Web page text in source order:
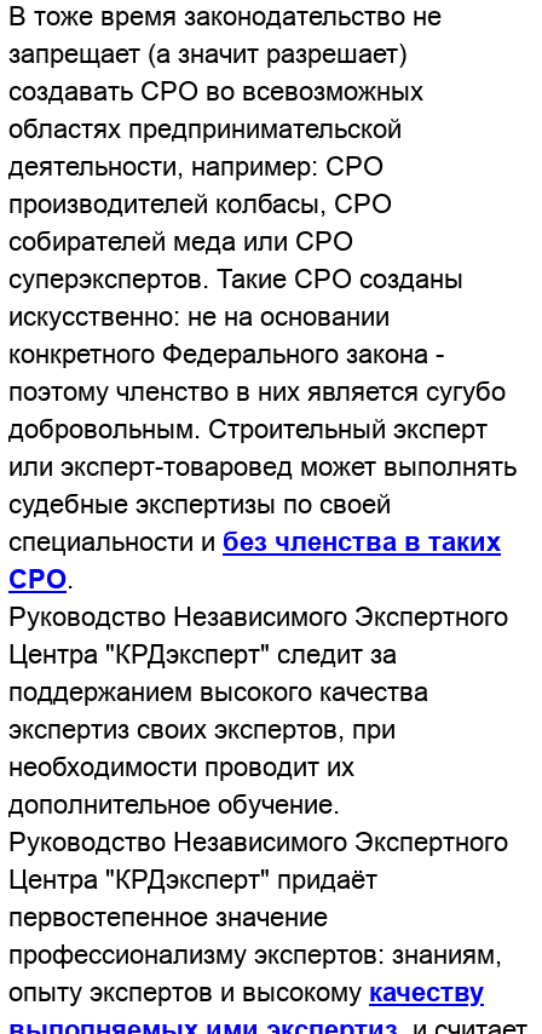
саморегулируемых организациях (СРО)
является добровольным " (статья 5 п.1
№315-ФЗ "О саморегулируемых
организациях"), а также "никто не может
быть принужден к вступлению в какое-
либо объединение или пребыванию в
нем" (Часть 2 статьи 30 Конституции РФ).
Теперь о том, должен ли эксперт
иметь лицензию? Экспертная
деятельность не лицензируется, поэтому
ни эксперту, ни экспертной организации
физически невозможно получить
лицензию на право выполнения экспертиз
ввиду отсутствия выдачи таких лицензий.
Подробнее о лицензировании вы можете
прочитать на другой странице сайта:
Правовые основы деятельности
Независимого Экспертного Центра
"КРДэксперт".
Экспертов Независимого
Экспертного Центра "КРДэксперт"
постоянно привлекают для выполнения
судебных экспертиз в гражданском и
арбитражном судах. Нажав на кнопку вы
можете прочитать решения
арбитражных судов в части
выполненных судебные строительных
экспертиз экспертами Независимого
Экспертного Центр "КРДэксперт" - для
их выполнения членство эксперта в
СРО не требуется.